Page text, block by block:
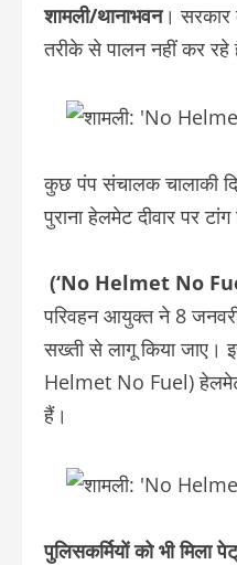
शामली/थानाभवन। सरकार
तरीके से पालन नहीं कर रहे
कुछ पंप संचालक चालाकी
पुराना हेलमेट दीवार पर
(‘No Helmet No
परिवहन आयुक्त ने 8
सख्ती से लागू किया जाए।
Helmet No Fuel) हेलमेट
हैं।
पुलिसकर्मियों को भी मिला